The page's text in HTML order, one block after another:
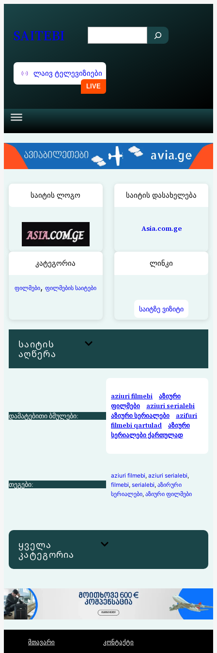
SAITEBI
e
a
r
c
ლაივ ტელევიზიები
საიტის ლოგო საიტის დასახელება
Asia.com.ge
კატეგორია
ფილმები, ფილმების საიტები
ლინკი
საიტზე ვიზიტი
საიტის
აღწერა
დამატებითი ბმულები:
aziuri filmebi
აზიური
ფილმები
aziuri serialebi
აზიური სერიალები
azifuri
filmebi qartulad
აზიური
სერიალები ქართულად
თეგები:
aziuri filmebi, aziuri serialebi
filmebi, serialebi, აზირური
სერიალები, აზიური ფილმები
ყველა
კატეგორია
მთავარი კონტაქტი